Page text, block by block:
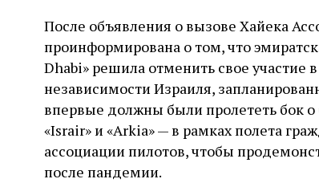
После объявления о вызове Хайека
проинформирована о том, что
Dhabi» решила отменить свое
независимости Израиля,
впервые должны были пролететь бок
«Israir» и «Arkia» — в рамках полета
ассоциации пилотов, чтобы
после пандемии.